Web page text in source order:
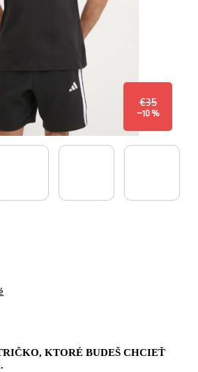
€35
–10 %
KTORÉ BUDEŠ CHCIEŤ